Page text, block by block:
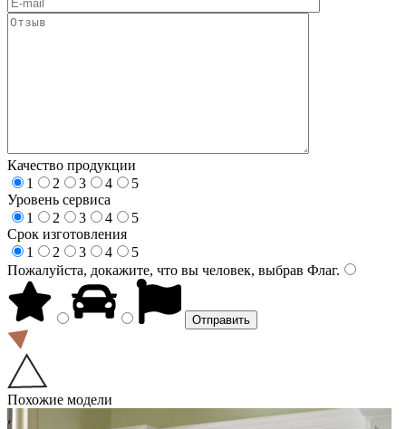
Качество продукции
1
2 3 4
5
Уровень сервиса
1
2 3 4
5
Срок изготовления
1
2 3 4
5
Пожалуйста, докажите, что вы человек, выбрав Флаг.
Похожие модели